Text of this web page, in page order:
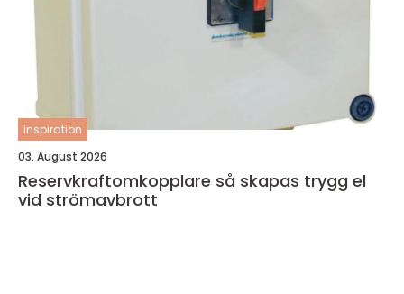
inspiration
03. August 2026
Reservkraftomkopplare så skapas trygg el
vid strömavbrott